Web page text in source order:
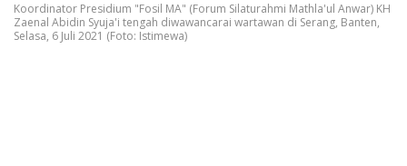
Koordinator Presidium "Fosil MA" (Forum Silaturahmi Mathla'ul Anwar) KH
Zaenal Abidin Syuja'i tengah diwawancarai wartawan di Serang, Banten,
Selasa, 6 Juli 2021 (Foto: Istimewa)